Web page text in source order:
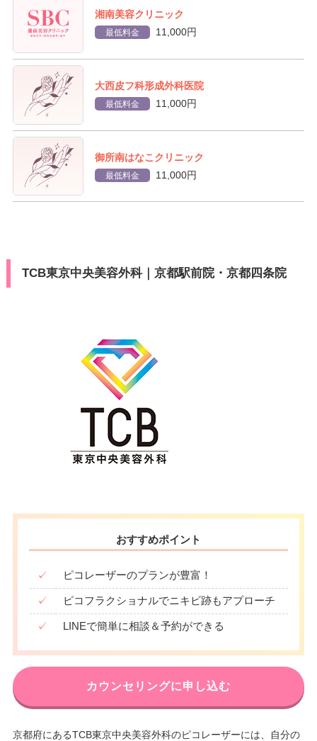
湘南美容クリニック
最低料金 11,000円
大西皮フ科形成外科医院
最低料金 11,000円
御所南はなこクリニック
最低料金 11,000円
TCB東京中央美容外科｜京都駅前院・京都四条院
おすすめポイント
✓ ピコレーザーのプランが豊富！
✓ ピコフラクショナルでニキビ跡もアプローチ
✓ LINEで簡単に相談＆予約ができる
カウンセリングに申し込む
京都府にあるTCB東京中央美容外科のピコレーザーには、自分の